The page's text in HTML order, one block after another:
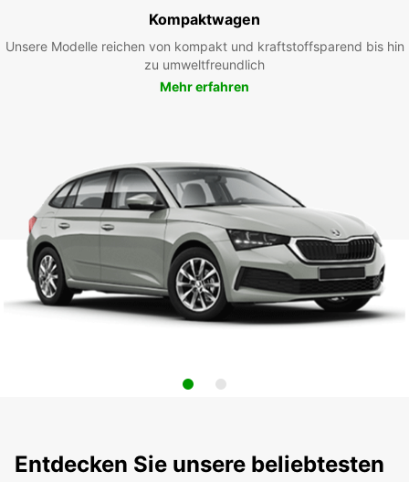
Kompaktwagen
Unsere Modelle reichen von kompakt und kraftstoffsparend bis hin
zu umweltfreundlich
Mehr erfahren
Entdecken Sie unsere beliebtesten